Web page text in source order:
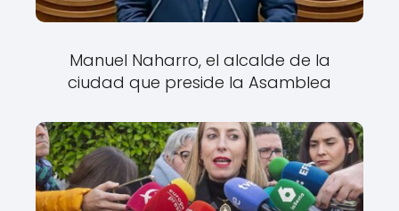
Manuel Naharro, el alcalde de la
ciudad que preside la Asamblea